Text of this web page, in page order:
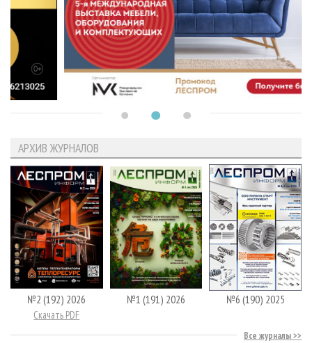
АРХИВ ЖУРНАЛОВ
№2 (192) 2026
Скачать PDF
№1 (191) 2026 №6 (190) 2025
Все журналы